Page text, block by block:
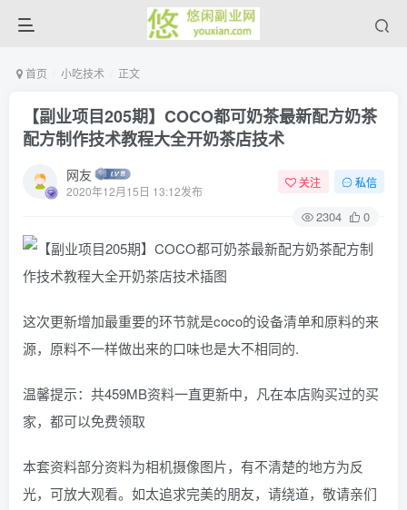
首页 小吃技术 正文
【副业项目205期】COCO都可奶茶最新配方奶茶
配方制作技术教程大全开奶茶店技术
网友
2020年12月15日 13:12发布
关注 私信
2304 0
这次更新增加最重要的环节就是coco的设备清单和原料的来
源，原料不一样做出来的口味也是大不相同的.
温馨提示：共459MB资料一直更新中，凡在本店购买过的买
家，都可以免费领取
本套资料部分资料为相机摄像图片，有不清楚的地方为反
光，可放大观看。如太追求完美的朋友，请绕道，敬请亲们